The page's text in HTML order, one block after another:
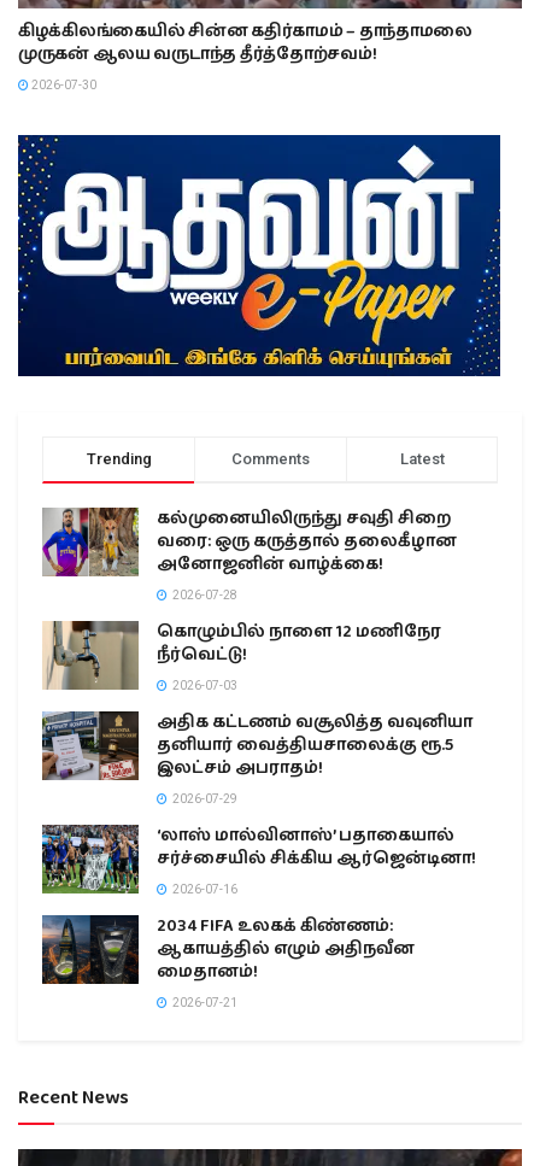
கிழக்கிலங்கையில் சின்ன கதிர்காமம் – தாந்தாமலை
முருகன் ஆலய வருடாந்த தீர்த்தோற்சவம்!
2026-07-30
Trending Comments Latest
கல்முனையிலிருந்து சவுதி சிறை
வரை: ஒரு கருத்தால் தலைகீழான
அனோஜனின் வாழ்க்கை!
2026-07-28
கொழும்பில் நாளை 12 மணிநேர
நீர்வெட்டு!
2026-07-03
அதிக கட்டணம் வசூலித்த வவுனியா
தனியார் வைத்தியசாலைக்கு ரூ.5
இலட்சம் அபராதம்!
2026-07-29
‘லாஸ் மால்வினாஸ்’ பதாகையால்
சர்ச்சையில் சிக்கிய ஆர்ஜென்டினா!
2026-07-16
2034 FIFA உலகக் கிண்ணம்:
ஆகாயத்தில் எழும் அதிநவீன
மைதானம்!
2026-07-21
Recent News